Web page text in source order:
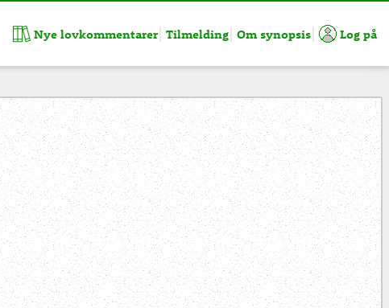
Nye lovkommentarer Tilmelding Om synopsis Log på